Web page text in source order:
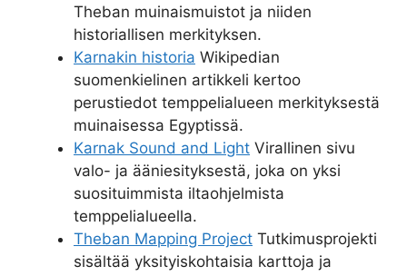
Theban muinaismuistot ja niiden
historiallisen merkityksen.
Karnakin historia Wikipedian
suomenkielinen artikkeli kertoo
perustiedot temppelialueen merkityksestä
muinaisessa Egyptissä.
Karnak Sound and Light Virallinen sivu
valo- ja ääniesityksestä, joka on yksi
suosituimmista iltaohjelmista
temppelialueella.
Theban Mapping Project Tutkimusprojekti
sisältää yksityiskohtaisia karttoja ja